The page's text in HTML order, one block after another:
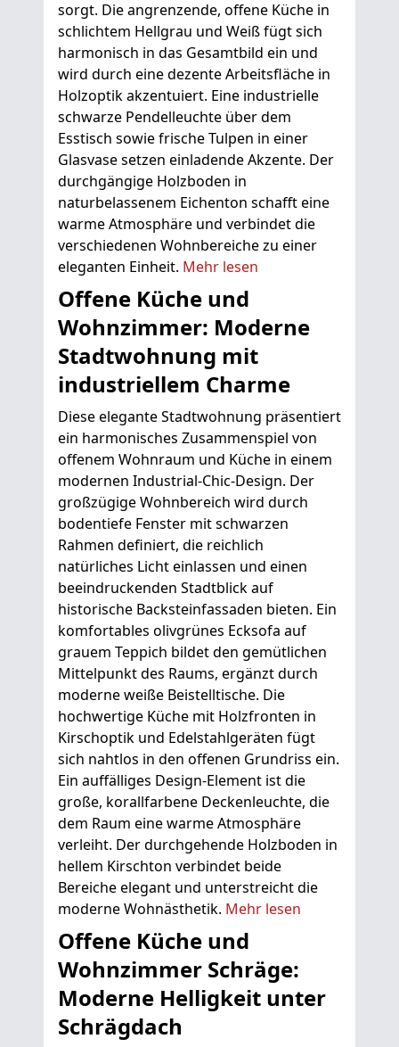
sorgt. Die angrenzende, offene Küche in
schlichtem Hellgrau und Weiß fügt sich
harmonisch in das Gesamtbild ein und
wird durch eine dezente Arbeitsfläche in
Holzoptik akzentuiert. Eine industrielle
schwarze Pendelleuchte über dem
Esstisch sowie frische Tulpen in einer
Glasvase setzen einladende Akzente. Der
durchgängige Holzboden in
naturbelassenem Eichenton schafft eine
warme Atmosphäre und verbindet die
verschiedenen Wohnbereiche zu einer
eleganten Einheit. Mehr lesen
Offene Küche und
Wohnzimmer: Moderne
Stadtwohnung mit
industriellem Charme
Diese elegante Stadtwohnung präsentiert
ein harmonisches Zusammenspiel von
offenem Wohnraum und Küche in einem
modernen Industrial-Chic-Design. Der
großzügige Wohnbereich wird durch
bodentiefe Fenster mit schwarzen
Rahmen definiert, die reichlich
natürliches Licht einlassen und einen
beeindruckenden Stadtblick auf
historische Backsteinfassaden bieten. Ein
komfortables olivgrünes Ecksofa auf
grauem Teppich bildet den gemütlichen
Mittelpunkt des Raums, ergänzt durch
moderne weiße Beistelltische. Die
hochwertige Küche mit Holzfronten in
Kirschoptik und Edelstahlgeräten fügt
sich nahtlos in den offenen Grundriss ein.
Ein auffälliges Design-Element ist die
große, korallfarbene Deckenleuchte, die
dem Raum eine warme Atmosphäre
verleiht. Der durchgehende Holzboden in
hellem Kirschton verbindet beide
Bereiche elegant und unterstreicht die
moderne Wohnästhetik. Mehr lesen
Offene Küche und
Wohnzimmer Schräge:
Moderne Helligkeit unter
Schrägdach